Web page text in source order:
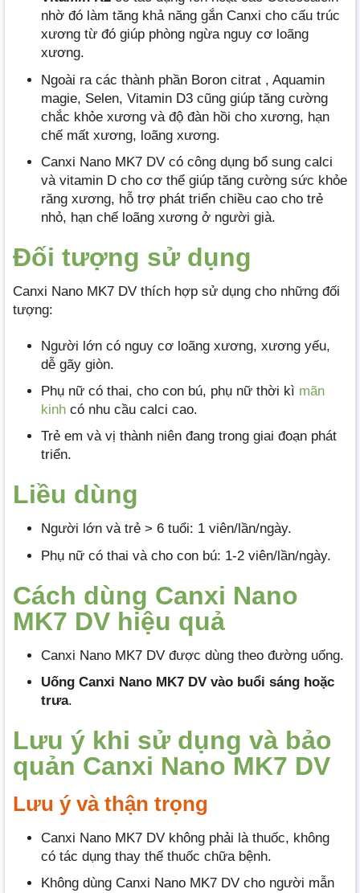
nhờ đó làm tăng khả năng gắn Canxi cho cấu trúc
xương từ đó giúp phòng ngừa nguy cơ loãng
xương.
Ngoài ra các thành phần Boron citrat , Aquamin
magie, Selen, Vitamin D3 cũng giúp tăng cường
chắc khỏe xương và độ đàn hồi cho xương, hạn
chế mất xương, loãng xương.
Canxi Nano MK7 DV có công dụng bổ sung calci
và vitamin D cho cơ thể giúp tăng cường sức khỏe
răng xương, hỗ trợ phát triển chiều cao cho trẻ
nhỏ, hạn chế loãng xương ở người già.
Đối tượng sử dụng
Canxi Nano MK7 DV thích hợp sử dụng cho những đối
tượng:
Người lớn có nguy cơ loãng xương, xương yếu,
dễ gãy giòn.
Phụ nữ có thai, cho con bú, phụ nữ thời kì mãn
kinh có nhu cầu calci cao.
Trẻ em và vị thành niên đang trong giai đoạn phát
triển.
Liều dùng
Người lớn và trẻ > 6 tuổi: 1 viên/lần/ngày.
Phụ nữ có thai và cho con bú: 1-2 viên/lần/ngày.
Cách dùng Canxi Nano
MK7 DV hiệu quả
Canxi Nano MK7 DV được dùng theo đường uống.
Uống Canxi Nano MK7 DV vào buổi sáng hoặc
trưa.
Lưu ý khi sử dụng và bảo
quản Canxi Nano MK7 DV
Lưu ý và thận trọng
Canxi Nano MK7 DV không phải là thuốc, không
có tác dụng thay thế thuốc chữa bệnh.
Không dùng Canxi Nano MK7 DV cho người mẫn